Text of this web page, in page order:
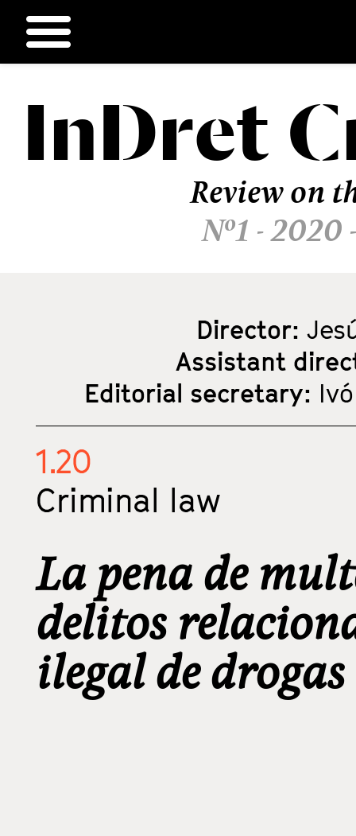
InDret
Review on
Nº1 - 2020
Director:
Assistant
Editorial secretary:
1.20
Criminal law
La pena de
delitos
ilegal de drogas